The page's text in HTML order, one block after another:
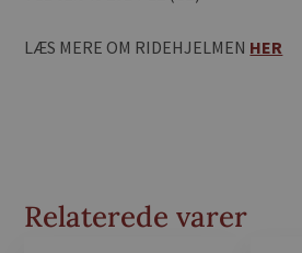
LÆS MERE OM RIDEHJELMEN HER
Relaterede varer